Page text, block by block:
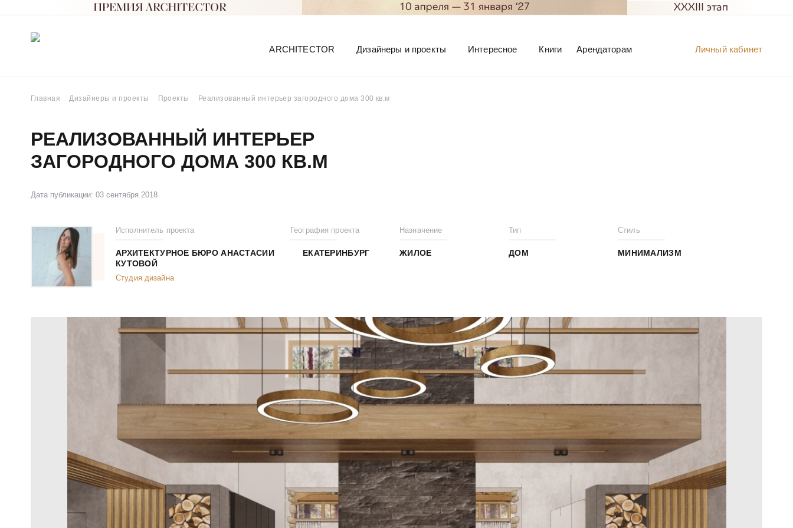
Личный кабинет
ARCHITECTOR Дизайнеры и проекты Интересное Книги Арендаторам
Главная Дизайнеры и проекты Проекты Реализованный интерьер загородного дома 300 кв.м
РЕАЛИЗОВАННЫЙ ИНТЕРЬЕР
ЗАГОРОДНОГО ДОМА 300 КВ.М
Дата публикации: 03 сентября 2018
Исполнитель проекта
АРХИТЕКТУРНОЕ БЮРО АНАСТАСИИ
КУТОВОЙ
Студия дизайна
География проекта
ЕКАТЕРИНБУРГ
Назначение
ЖИЛОЕ
Тип
ДОМ
Стиль
МИНИМАЛИЗМ